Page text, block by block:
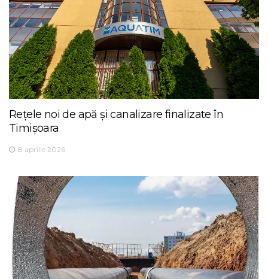
Rețele noi de apă și canalizare finalizate în
Timișoara
8 aprilie 2026